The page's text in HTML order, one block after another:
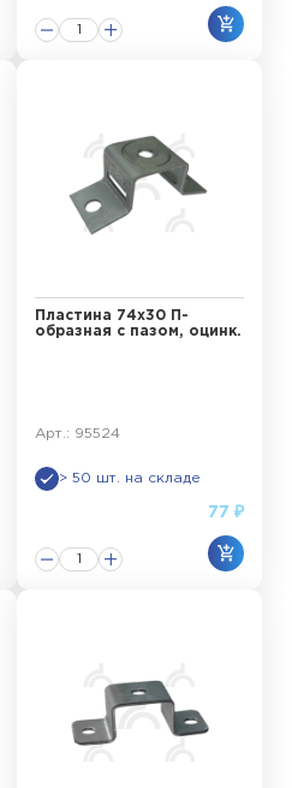
Пластина 74х30 П-
образная с пазом, оцинк.
Арт.: 95524
> 50 шт. на складе
77 ₽